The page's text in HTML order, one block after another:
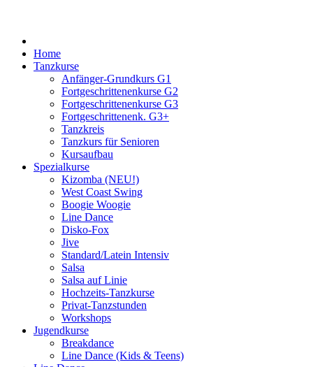
Home
Tanzkurse
Anfänger-Grundkurs G1
Fortgeschrittenenkurse G2
Fortgeschrittenenkurse G3
Fortgeschrittenenk. G3+
Tanzkreis
Tanzkurs für Senioren
Kursaufbau
Spezialkurse
Kizomba (NEU!)
West Coast Swing
Boogie Woogie
Line Dance
Disko-Fox
Jive
Standard/Latein Intensiv
Salsa
Salsa auf Linie
Hochzeits-Tanzkurse
Privat-Tanzstunden
Workshops
Jugendkurse
Breakdance
Line Dance (Kids & Teens)